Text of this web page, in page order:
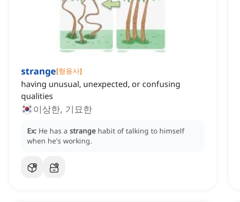
strange[형용사]
having unusual, unexpected, or confusing
qualities
이상한, 기묘한
Ex: He has a strange habit of talking to himself
when he's working.